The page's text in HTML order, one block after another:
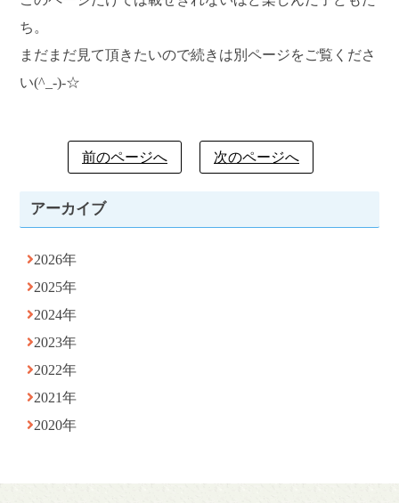
アーカイブ
2026年
2025年
2024年
2023年
2022年
2021年
2020年
ち。
まだまだ見て頂きたいので続きは別ページをご覧くださ
い(^_-)-☆
前のページへ 次のページへ